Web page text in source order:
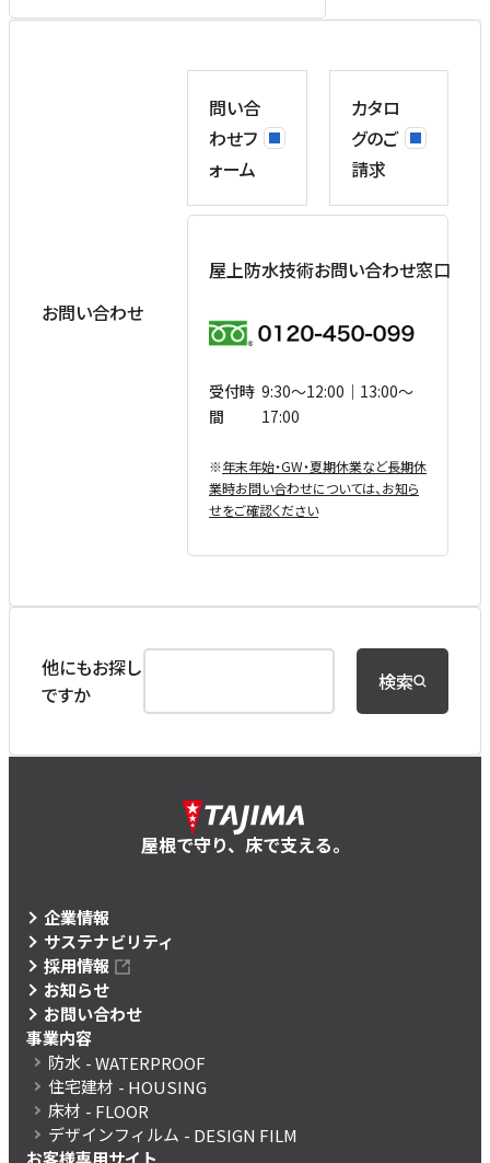
お問い合わせ
問い合
わせフ
ォーム
カタロ
グのご
請求
屋上防水技術お問い合わせ窓口
受付時
間
9:30〜12:00｜13:00〜
17:00
※年末年始・GW・夏期休業など⻑期休
業時お問い合わせについては、お知ら
せをご確認ください
他にもお探し
ですか
検索
屋根で守り、床で支える。
企業情報
サステナビリティ
採用情報
お知らせ
お問い合わせ
事業内容
防水 - WATERPROOF
住宅建材 - HOUSING
床材 - FLOOR
デザインフィルム - DESIGN FILM